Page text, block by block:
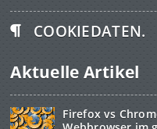
COOKIEDATEN.
Aktuelle Artikel
Firefox vs